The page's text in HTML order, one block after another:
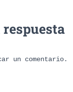
un comentario.